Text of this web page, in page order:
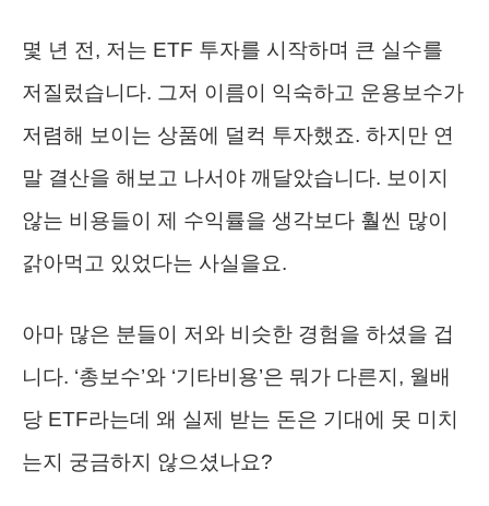
몇 년 전, 저는 ETF 투자를 시작하며 큰 실수를
저질렀습니다. 그저 이름이 익숙하고 운용보수가
저렴해 보이는 상품에 덜컥 투자했죠. 하지만 연
말 결산을 해보고 나서야 깨달았습니다. 보이지
않는 비용들이 제 수익률을 생각보다 훨씬 많이
갉아먹고 있었다는 사실을요.
아마 많은 분들이 저와 비슷한 경험을 하셨을 겁
니다. ‘총보수’와 ‘기타비용’은 뭐가 다른지, 월배
당 ETF라는데 왜 실제 받는 돈은 기대에 못 미치
는지 궁금하지 않으셨나요?